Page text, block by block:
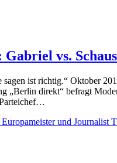
vs.
sagen ist richtig.“ Oktober
„Berlin direkt“ befragt